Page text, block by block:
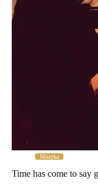
Muzyka
Time has come to say